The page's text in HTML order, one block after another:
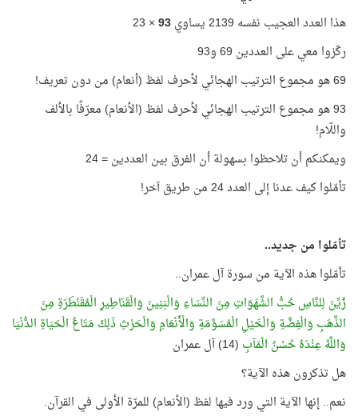
هذا العدد العجيب نفسه 2139 يساوي
93
× 23
ركّزوا معي على العددين 69 و93
69 هو مجموع الترتيب الهجائي لأحرف لفظ (أنعام) من دون تعريف!
93 هو مجموع الترتيب الهجائي لأحرف لفظ (الأنعام) معرّفًا بالألف
واللّام!
ويمكنكم أن تلاحظوا بسهولة أن الفرق بين العددين = 24
تأمّلوا كيف عدنا إلى العدد 24 من طريق آخر!
تأمّلوا من جديد..
تأمّلوا هذه الآية من سورة آل عمران..
زُيِّنَ لِلنَّاسِ حُبُّ الشَّهَوَاتِ مِنَ النِّسَاءِ وَالْبَنِينَ وَالْقَنَاطِيرِ الْمُقَنْطَرَةِ مِنَ
الذَّهَبِ وَالْفِضَّةِ وَالْخَيْلِ الْمُسَوَّمَةِ وَالْأَنْعَامِ وَالْحَرْثِ ذَلِكَ مَتَاعُ الْحَيَاةِ الدُّنْيَا
وَاللَّهُ عِنْدَهُ حُسْنُ الْمَآبِ (14) آل عمران
هل تذكرون هذه الآية؟
نعم.. إنها الآية التي ورد فيها لفظ (الأنعام) للمرّة الأولى في القرآن.